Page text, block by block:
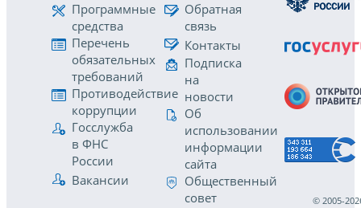
Программные
средства
Перечень
обязательных
требований
Противодействие
коррупции
Госслужба
в ФНС
России
Вакансии
Обратная
связь
Контакты
Подписка
на
новости
Об
использовании
информации
сайта
Общественный
совет
© 2005-